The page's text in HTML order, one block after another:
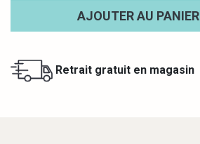
AJOUTER AU PANIER
Retrait gratuit en magasin